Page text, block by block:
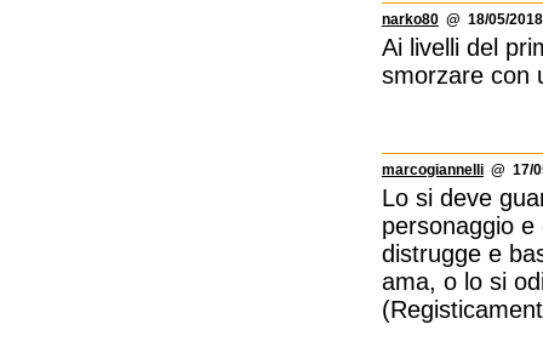
narko80 @ 18/05/
Ai livelli del
smorzare con
marcogiannelli @ 17/
Lo si deve
personaggio
distrugge e
ama, o lo si